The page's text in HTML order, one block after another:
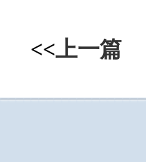
<<上一篇